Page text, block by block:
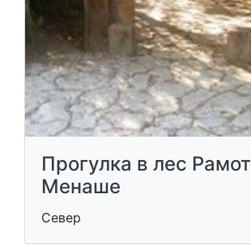
Прогулка в лес Рамот
Менаше
Север